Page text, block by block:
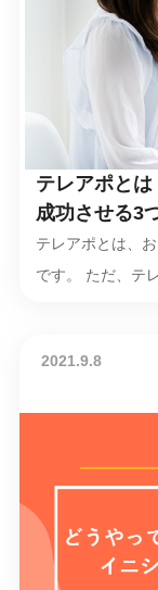
テレアポと
成功させる3
テレアポとは、
です。 ただ、テ
2021.9.8